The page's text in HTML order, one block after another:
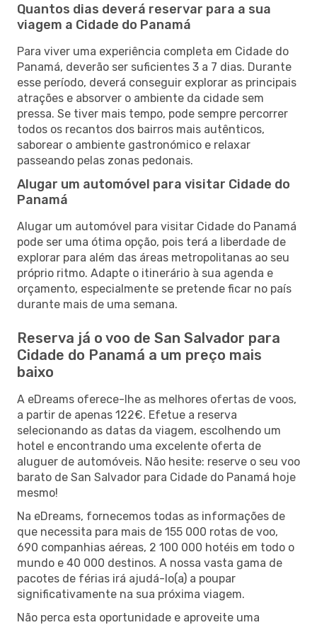
Quantos dias deverá reservar para a sua
viagem a Cidade do Panamá
Para viver uma experiência completa em Cidade do
Panamá, deverão ser suficientes 3 a 7 dias. Durante
esse período, deverá conseguir explorar as principais
atrações e absorver o ambiente da cidade sem
pressa. Se tiver mais tempo, pode sempre percorrer
todos os recantos dos bairros mais autênticos,
saborear o ambiente gastronómico e relaxar
passeando pelas zonas pedonais.
Alugar um automóvel para visitar Cidade do
Panamá
Alugar um automóvel para visitar Cidade do Panamá
pode ser uma ótima opção, pois terá a liberdade de
explorar para além das áreas metropolitanas ao seu
próprio ritmo. Adapte o itinerário à sua agenda e
orçamento, especialmente se pretende ficar no país
durante mais de uma semana.
Reserva já o voo de San Salvador para
Cidade do Panamá a um preço mais
baixo
A eDreams oferece-lhe as melhores ofertas de voos,
a partir de apenas 122€. Efetue a reserva
selecionando as datas da viagem, escolhendo um
hotel e encontrando uma excelente oferta de
aluguer de automóveis. Não hesite: reserve o seu voo
barato de San Salvador para Cidade do Panamá hoje
mesmo!
Na eDreams, fornecemos todas as informações de
que necessita para mais de 155 000 rotas de voo,
690 companhias aéreas, 2 100 000 hotéis em todo o
mundo e 40 000 destinos. A nossa vasta gama de
pacotes de férias irá ajudá-lo(a) a poupar
significativamente na sua próxima viagem.
Não perca esta oportunidade e aproveite uma